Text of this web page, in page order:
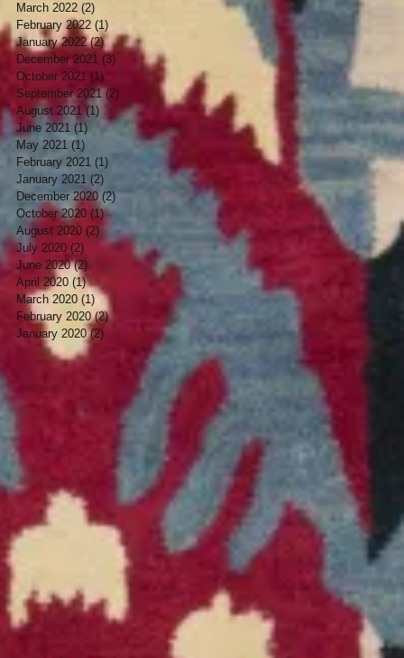
March 2022 (2)
February 2022 (1)
January 2022 (2)2 posts
December 2021 (3) 3 posts
October 2021 (1)
September 2021 (2)
August 2021 (1) 1 post
June 2021 (1) 1 post
May 2021 (1)
February 2021 (1)
January 2021 (2)
December 2020 (2)
October 2020 (1)1 post
August 2020 (2) 2 posts
July 2020 (2) 2 posts
June 2020 (2)
April 2020 (1)1 post
March 2020 (1)1 post
February 2020 (2)2 posts
January 2020 (2)